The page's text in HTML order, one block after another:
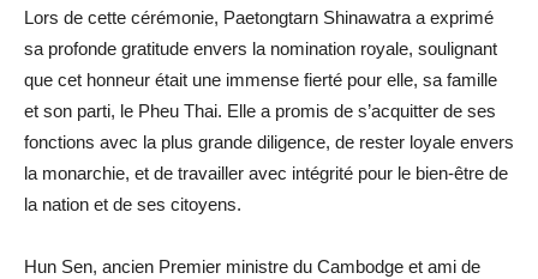
Lors de cette cérémonie, Paetongtarn Shinawatra a exprimé
sa profonde gratitude envers la nomination royale, soulignant
que cet honneur était une immense fierté pour elle, sa famille
et son parti, le Pheu Thai. Elle a promis de s’acquitter de ses
fonctions avec la plus grande diligence, de rester loyale envers
la monarchie, et de travailler avec intégrité pour le bien-être de
la nation et de ses citoyens.
Hun Sen, ancien Premier ministre du Cambodge et ami de